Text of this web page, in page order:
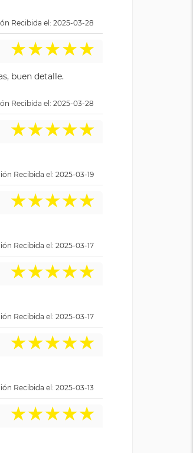
Recibida el: 2025-03-28
★★★★★
buen detalle.
Recibida el: 2025-03-28
★★★★★
Recibida el: 2025-03-19
★★★★★
Recibida el: 2025-03-17
★★★★★
Recibida el: 2025-03-17
★★★★★
Recibida el: 2025-03-13
★★★★★